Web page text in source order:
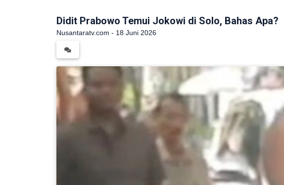
Didit Prabowo Temui Jokowi di Solo, Bahas Apa?
Nusantaratv.com - 18 Juni 2026